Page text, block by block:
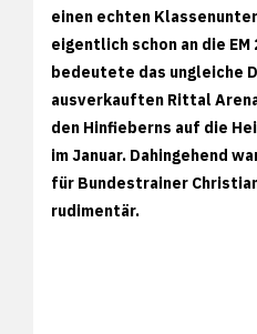
einen echten
eigentlich schon an die EM
bedeutete das ungleiche
ausverkauften Rittal
den Hinfieberns auf die
im Januar. Dahingehend
für Bundestrainer
rudimentär.